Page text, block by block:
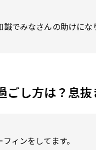
識でみなさんの助けにな
ごし方は？息
ィンをしてます。